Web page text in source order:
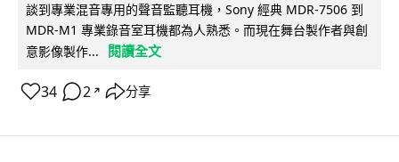
談到專業混音專用的聲音監聽耳機，Sony 經典 MDR-7506 到
MDR-M1 專業錄音室耳機都為人熟悉。而現在舞台製作者與創
意影像製作...
閱讀全文
34 2 ↗ 分享